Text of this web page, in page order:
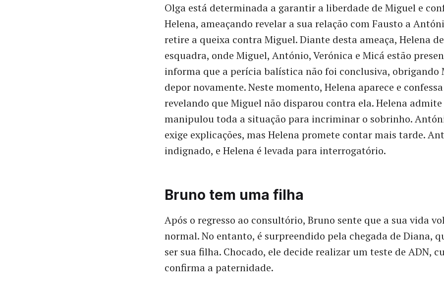
Olga está determinada a garantir a liberdade de Miguel e
Helena, ameaçando revelar a sua relação com Fausto a
retire a queixa contra Miguel. Diante desta ameaça, Helena
esquadra, onde Miguel, António, Verónica e Micá estão
informa que a perícia balística não foi conclusiva, obrigando
depor novamente. Neste momento, Helena aparece e
revelando que Miguel não disparou contra ela. Helena admite
manipulou toda a situação para incriminar o sobrinho.
exige explicações, mas Helena promete contar mais tarde.
indignado, e Helena é levada para interrogatório.
Bruno tem uma filha
Após o regresso ao consultório, Bruno sente que a sua vida
normal. No entanto, é surpreendido pela chegada de Diana,
ser sua filha. Chocado, ele decide realizar um teste de ADN,
confirma a paternidade.